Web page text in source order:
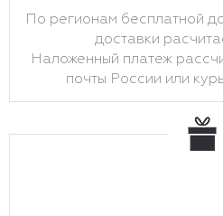
По регионам бесплатной
доставки
Наложенный платеж
почты России или